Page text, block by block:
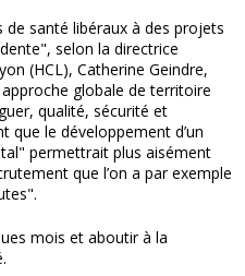
de santé libéraux à des projets
selon la directrice
(HCL), Catherine Geindre,
globale de territoire
qualité, sécurité et
que le développement d’un
permettrait plus aisément
que l’on a par exemple
mois et aboutir à la